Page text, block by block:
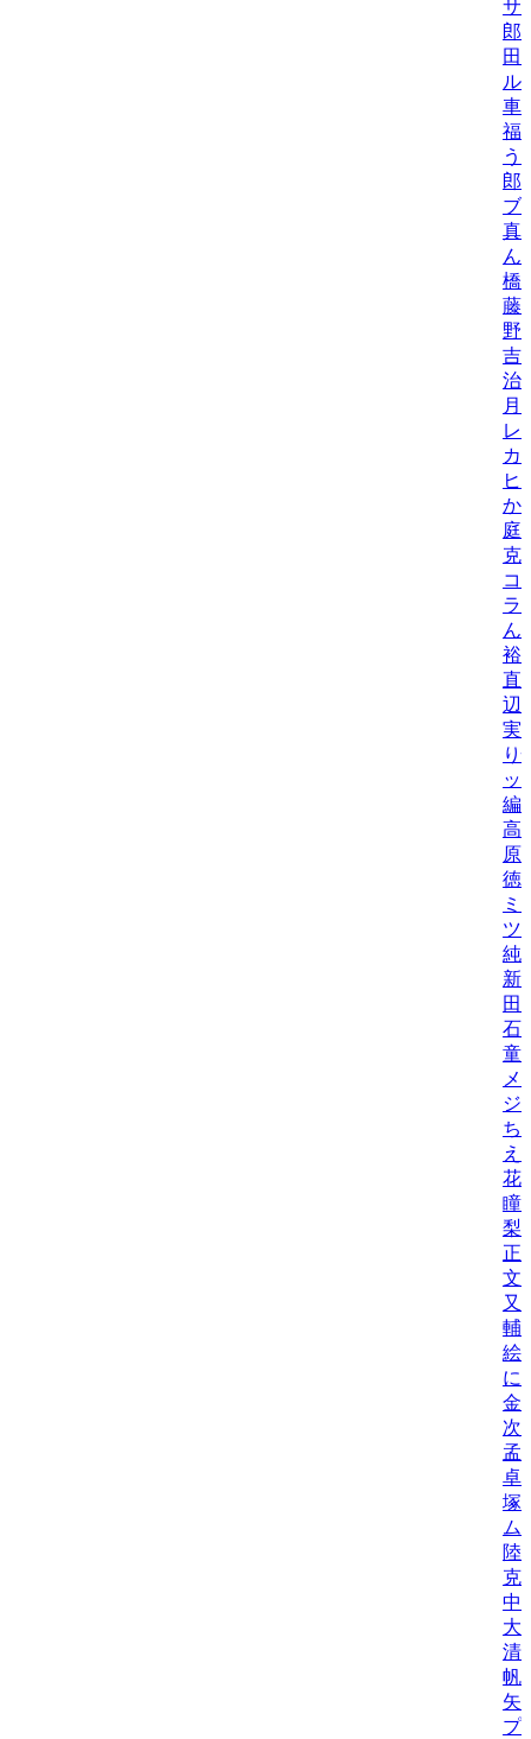
サ
郎
田
ル
車/
福
う
郎
ブ
真
ん
橋
藤
野
吉
治/
月
レ
カ
ヒ
か
庭/
克
コ
ラ
ん
裕/
直
辺
実/
り
ッ
編
高
原
徳/
ミ
ツ
純/
新
田
石
童
メ
ジ
ち
え
花
瞳/
梨
正
文
又
輔/
絵
に
金
次/
孟
卓
塚
ム
陸
克
中
大
清
帆/
矢
プ